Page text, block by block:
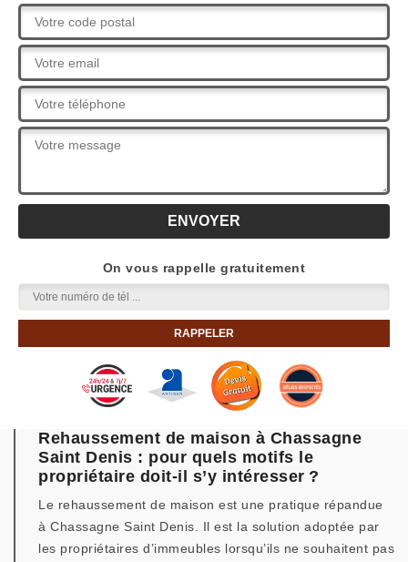
On vous rappelle gratuitement
Rehaussement de maison à Chassagne
Saint Denis : pour quels motifs le
propriétaire doit-il s’y intéresser ?
Le rehaussement de maison est une pratique répandue
à Chassagne Saint Denis. Il est la solution adoptée par
les propriétaires d’immeubles lorsqu’ils ne souhaitent pas